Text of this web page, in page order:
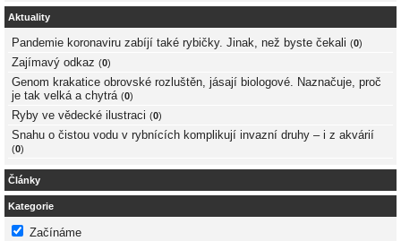
Aktuality
Pandemie koronaviru zabíjí také rybičky. Jinak, než byste čekali (0)
Zajímavý odkaz (0)
Genom krakatice obrovské rozluštěn, jásají biologové. Naznačuje, proč
je tak velká a chytrá (0)
Ryby ve vědecké ilustraci (0)
Snahu o čistou vodu v rybnících komplikují invazní druhy – i z akvárií
(0)
Články
Kategorie
Začínáme